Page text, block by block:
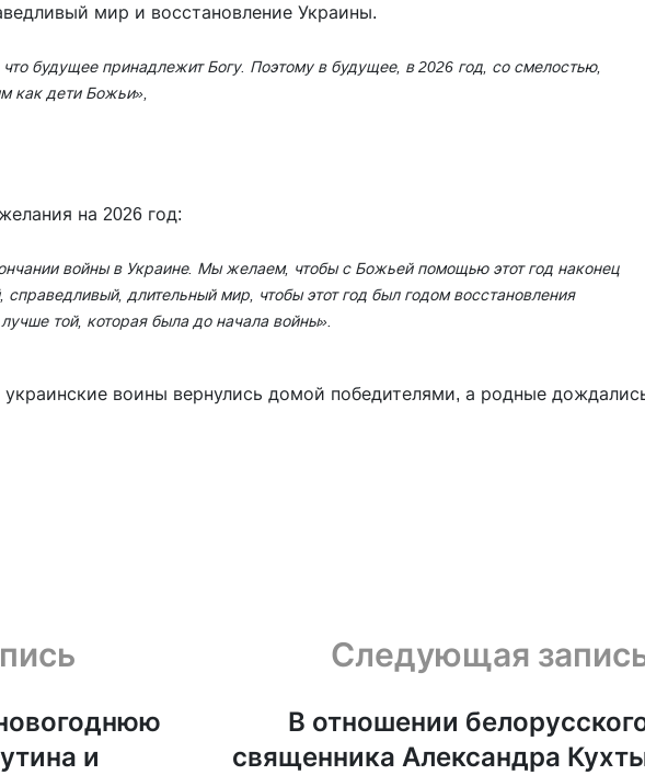
мир и восстановление Украины.
будущее принадлежит Богу. Поэтому в будущее, в 2026 год, со смелостью,
как дети Божьи»,
на 2026 год:
войны в Украине. Мы желаем, чтобы с Божьей помощью этот год наконец
длительный мир, чтобы этот год был годом восстановления
той, которая была до начала войны».
воины вернулись домой победителями, а родные
запись
и
Следующая
В отношении
священника Александра